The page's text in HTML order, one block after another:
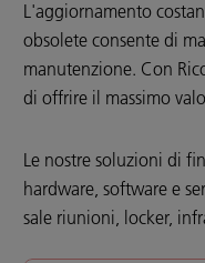
L'aggiornamento
obsolete consente di
manutenzione. Con
di offrire il massimo
Le nostre soluzioni di
hardware, software e
sale riunioni, locker,